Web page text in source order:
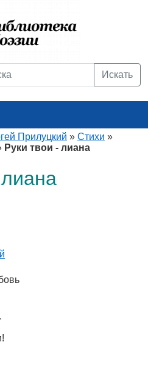
Искать
Прилуцкий » Стихи »
Руки твои - лиана